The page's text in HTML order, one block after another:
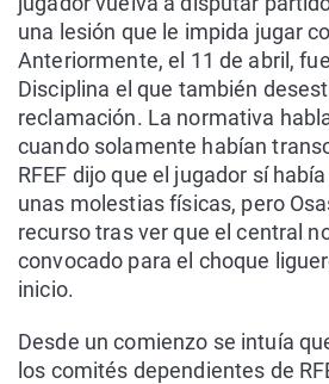
una lesión que le impida jugar
Anteriormente, el 11 de abril,
Disciplina el que también
reclamación. La normativa
cuando solamente habían
RFEF dijo que el jugador sí
unas molestias físicas, pero
recurso tras ver que el central
convocado para el choque
inicio.
Desde un comienzo se intuía
los comités dependientes de